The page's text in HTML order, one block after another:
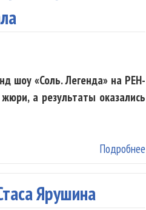
шоу «Соль. Легенда» на РЕН-
а результаты оказались
Подробнее
Ярушина